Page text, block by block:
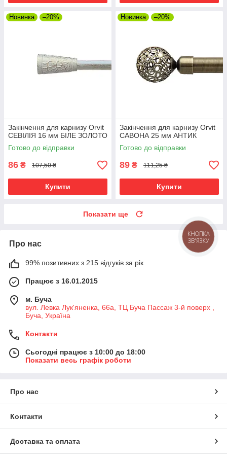
Новинка –20%
Закінчення для карнизу Orvit
СЕВІЛІЯ 16 мм БІЛЕ ЗОЛОТО
Готово до відправки
86 ₴ 107,50 ₴
Купити
Новинка –20%
Закінчення для карнизу Orvit
САВОНА 25 мм АНТИК
Готово до відправки
89 ₴ 111,25 ₴
Купити
Показати ще
Про нас
99% позитивних з 215 відгуків за рік
Працює з 16.01.2015
м. Буча
вул. Левка Лук'яненка, 66а, ТЦ Буча Пассаж 3-й поверх ,
Буча, Україна
Контакти
Сьогодні працює з 10:00 до 18:00
Показати весь графік роботи
Про нас
Контакти
Доставка та оплата
КНОПКА
ЗВ'ЯЗКУ